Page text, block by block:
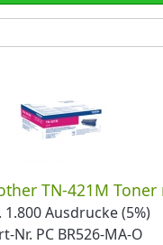
TN-421M Toner
1.800 Ausdrucke (5%)
Nr. PC BR526-MA-O